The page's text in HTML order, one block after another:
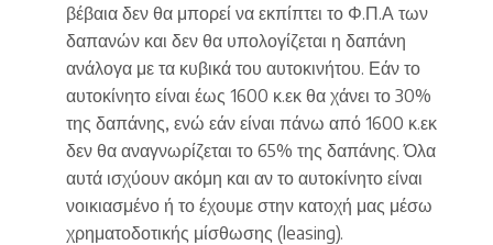
βέβαια δεν θα μπορεί να εκπίπτει το Φ.Π.Α των
δαπανών και δεν θα υπολογίζεται η δαπάνη
ανάλογα με τα κυβικά του αυτοκινήτου. Εάν το
αυτοκίνητο είναι έως 1600 κ.εκ θα χάνει το 30%
της δαπάνης, ενώ εάν είναι πάνω από 1600 κ.εκ
δεν θα αναγνωρίζεται το 65% της δαπάνης. Όλα
αυτά ισχύουν ακόμη και αν το αυτοκίνητο είναι
νοικιασμένο ή το έχουμε στην κατοχή μας μέσω
χρηματοδοτικής μίσθωσης (leasing).